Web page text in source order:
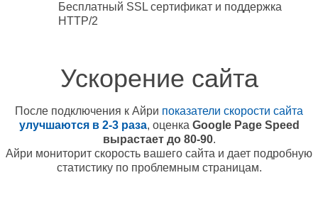
Бесплатный SSL сертификат и поддержка
HTTP/2
Ускорение сайта
После подключения к Айри показатели скорости сайта
улучшаются в 2-3 раза, оценка Google Page Speed
вырастает до 80-90.
Айри мониторит скорость вашего сайта и дает подробную
статистику по проблемным страницам.